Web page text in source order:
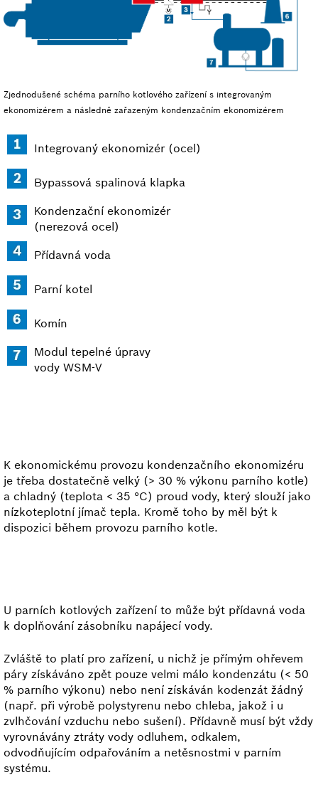
Zjednodušené schéma parního kotlového zařízení s integrovaným
ekonomizérem a následně zařazeným kondenzačním ekonomizérem
Integrovaný ekonomizér (ocel)
Bypassová spalinová klapka
Kondenzační ekonomizér
(nerezová ocel)
Přídavná voda
Parní kotel
Komín
Modul tepelné úpravy
vody WSM-V
K ekonomickému provozu kondenzačního ekonomizéru
je třeba dostatečně velký (> 30 % výkonu parního kotle)
a chladný (teplota < 35 °C) proud vody, který slouží jako
nízkoteplotní jímač tepla. Kromě toho by měl být k
dispozici během provozu parního kotle.
U parních kotlových zařízení to může být přídavná voda
k doplňování zásobníku napájecí vody.
Zvláště to platí pro zařízení, u nichž je přímým ohřevem
páry získáváno zpět pouze velmi málo kondenzátu (< 50
% parního výkonu) nebo není získáván kodenzát žádný
(např. při výrobě polystyrenu nebo chleba, jakož i u
zvlhčování vzduchu nebo sušení). Přídavně musí být vždy
vyrovnávány ztráty vody odluhem, odkalem,
odvodňujícím odpařováním a netěsnostmi v parním
systému.